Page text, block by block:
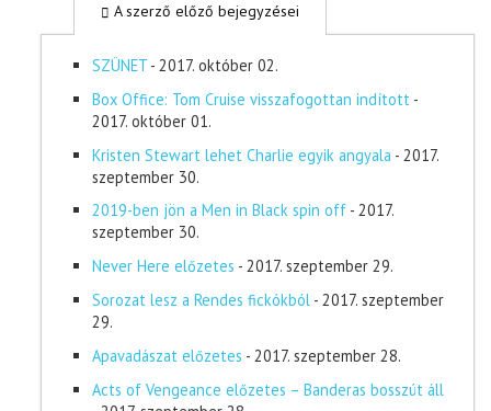
A szerző előző bejegyzései
SZÜNET - 2017. október 02.
Box Office: Tom Cruise visszafogottan indított -
2017. október 01.
Kristen Stewart lehet Charlie egyik angyala - 2017.
szeptember 30.
2019-ben jön a Men in Black spin off - 2017.
szeptember 30.
Never Here előzetes - 2017. szeptember 29.
Sorozat lesz a Rendes fickókból - 2017. szeptember
29.
Apavadászat előzetes - 2017. szeptember 28.
Acts of Vengeance előzetes – Banderas bosszút áll